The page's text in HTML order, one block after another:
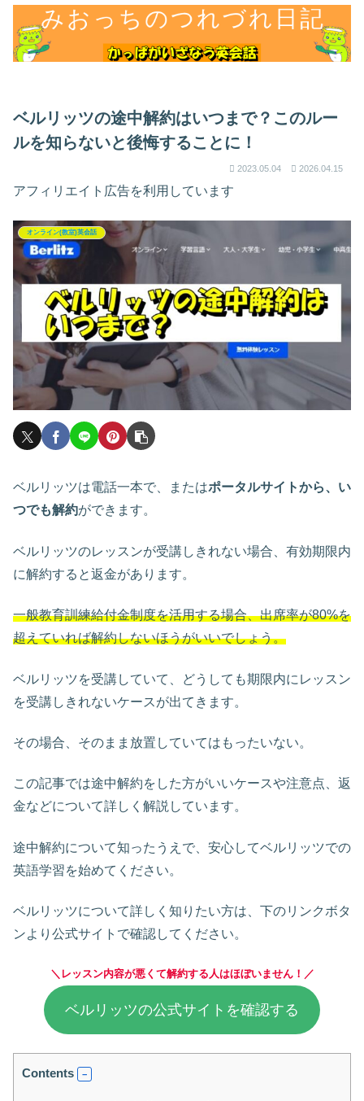
ベルリッツの途中解約はいつまで？このルー
ルを知らないと後悔することに！
2023.05.04 2026.04.15
アフィリエイト広告を利用しています
オンライン(教室)英会話
ベルリッツは電話一本で、またはポータルサイトから、い
つでも解約ができます。
ベルリッツのレッスンが受講しきれない場合、有効期限内
に解約すると返金があります。
一般教育訓練給付金制度を活用する場合、出席率が80%を
超えていれば解約しないほうがいいでしょう。
ベルリッツを受講していて、どうしても期限内にレッスン
を受講しきれないケースが出てきます。
その場合、そのまま放置していてはもったいない。
この記事では途中解約をした方がいいケースや注意点、返
金などについて詳しく解説しています。
途中解約について知ったうえで、安心してベルリッツでの
英語学習を始めてください。
ベルリッツについて詳しく知りたい方は、下のリンクボタ
ンより公式サイトで確認してください。
＼レッスン内容が悪くて解約する人はほぼいません！／
ベルリッツの公式サイトを確認する
Contents